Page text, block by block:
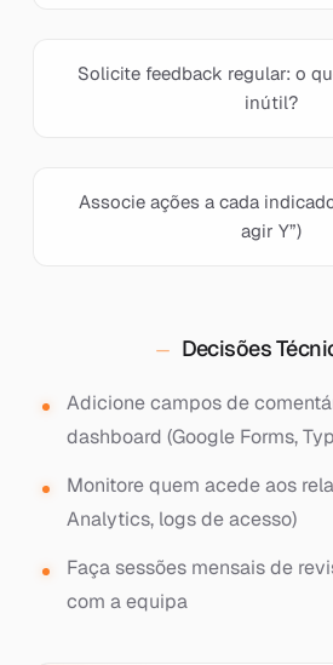
Solicite feedback regular: o
inútil?
Associe ações a cada
agir Y”)
Decisões
Adicione campos de
dashboard (Google Forms,
Monitore quem acede aos
Analytics, logs de acesso)
Faça sessões mensais de
com a equipa